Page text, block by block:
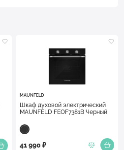
MAUNFELD
Шкаф духовой электрический
MAUNFELD FEOF7381B Черный
41 990 ₽